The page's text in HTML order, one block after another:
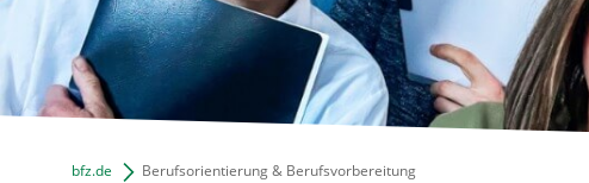
bfz.de Berufsorientierung & Berufsvorbereitung